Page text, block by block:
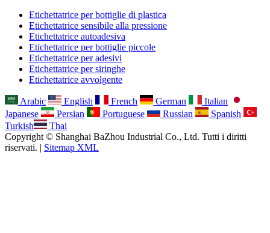
Etichettatrice per bottiglie di plastica
Etichettatrice sensibile alla pressione
Etichettatrice autoadesiva
Etichettatrice per bottiglie piccole
Etichettatrice per adesivi
Etichettatrice per siringhe
Etichettatrice avvolgente
Arabic English French German
Italian
Japanese
Persian Portuguese Russian
Spanish
Turkish
Thai
Copyright © Shanghai BaZhou Industrial Co., Ltd. Tutti i diritti
riservati. | Sitemap XML